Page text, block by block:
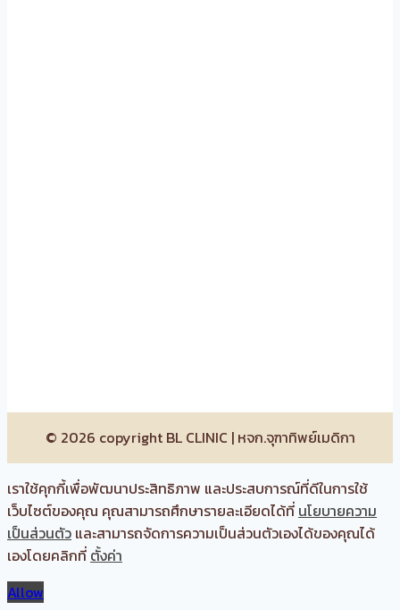
© 2026 copyright BL CLINIC | หจก.จุฑาทิพย์เมดิกา
เราใช้คุกกี้เพื่อพัฒนาประสิทธิภาพ และประสบการณ์ที่ดีในการใช้
เว็บไซต์ของคุณ คุณสามารถศึกษารายละเอียดได้ที่ นโยบายความ
เป็นส่วนตัว และสามารถจัดการความเป็นส่วนตัวเองได้ของคุณได้
เองโดยคลิกที่ ตั้งค่า
Allow